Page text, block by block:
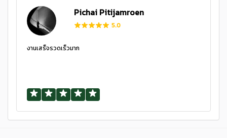
Pichai Pitijamroen
5.0
งานเสร็จรวดเร็วมาก